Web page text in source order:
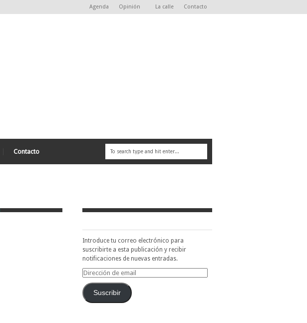
Agenda Opinión La calle Contacto
Contacto
Introduce tu correo electrónico para
suscribirte a esta publicación y recibir
notificaciones de nuevas entradas.
Dirección
emailSuscribir